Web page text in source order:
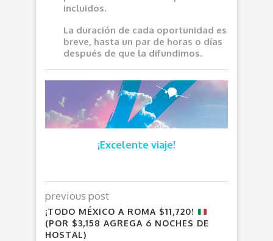
incluidos.
La duración de cada oportunidad es
breve, hasta un par de horas o días
después de que la difundimos.
¡Excelente viaje!
previous post
¡TODO MÉXICO A ROMA $11,720!
(POR $3,158 AGREGA 6 NOCHES DE
HOSTAL)